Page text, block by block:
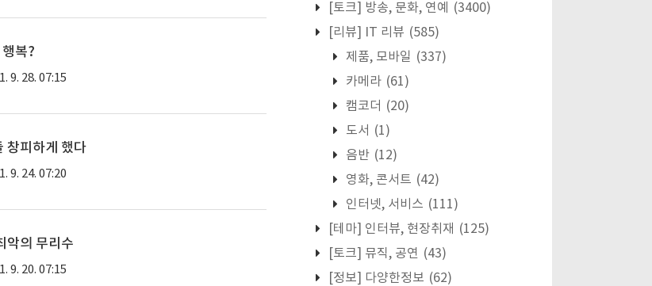
복?
9. 28. 07:15
창피하게 했다
9. 24. 07:20
악의 무리수
9. 20. 07:15
[토크] 방송, 문화, 연예
(3400)
[리뷰] IT 리뷰 (585)
제품, 모바일 (337)
카메라 (61)
캠코더 (20)
도서 (1)
음반 (12)
영화, 콘서트 (42)
인터넷, 서비스 (111)
[테마] 인터뷰, 현장취재 (125)
[토크] 뮤직, 공연 (43)
[정보] 다양한정보 (62)